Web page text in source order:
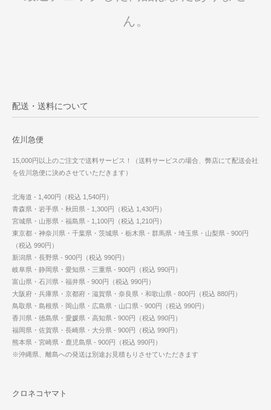
ん。
配送・送料について
佐川急便
15,000円以上のご注文で送料サービス！（送料サービスの場合、弊店にて配送会社
を佐川急便に決めさせていただきます）
北海道 - 1,400円（税込 1,540円）
青森県・岩手県・秋田県 - 1,300円（税込 1,430円）
宮城県・山形県・福島県 - 1,100円（税込 1,210円）
東京都・神奈川県・千葉県・茨城県・栃木県・群馬県・埼玉県・山梨県 - 900円
（税込 990円）
新潟県・長野県 - 900円（税込 990円）
岐阜県・静岡県・愛知県・三重県 - 900円（税込 990円）
富山県・石川県・福井県 - 900円（税込 990円）
大阪府・兵庫県・京都府・滋賀県・奈良県・和歌山県 - 800円（税込 880円）
鳥取県・島根県・岡山県・広島県・山口県 - 900円（税込 990円）
香川県・徳島県・愛媛県・高知県 - 900円（税込 990円）
福岡県・佐賀県・長崎県・大分県 - 900円（税込 990円）
熊本県・宮崎県・鹿児島県 - 900円（税込 990円）
※沖縄県、離島への発送は別途お見積もりさせていただきます
クロネコヤマト